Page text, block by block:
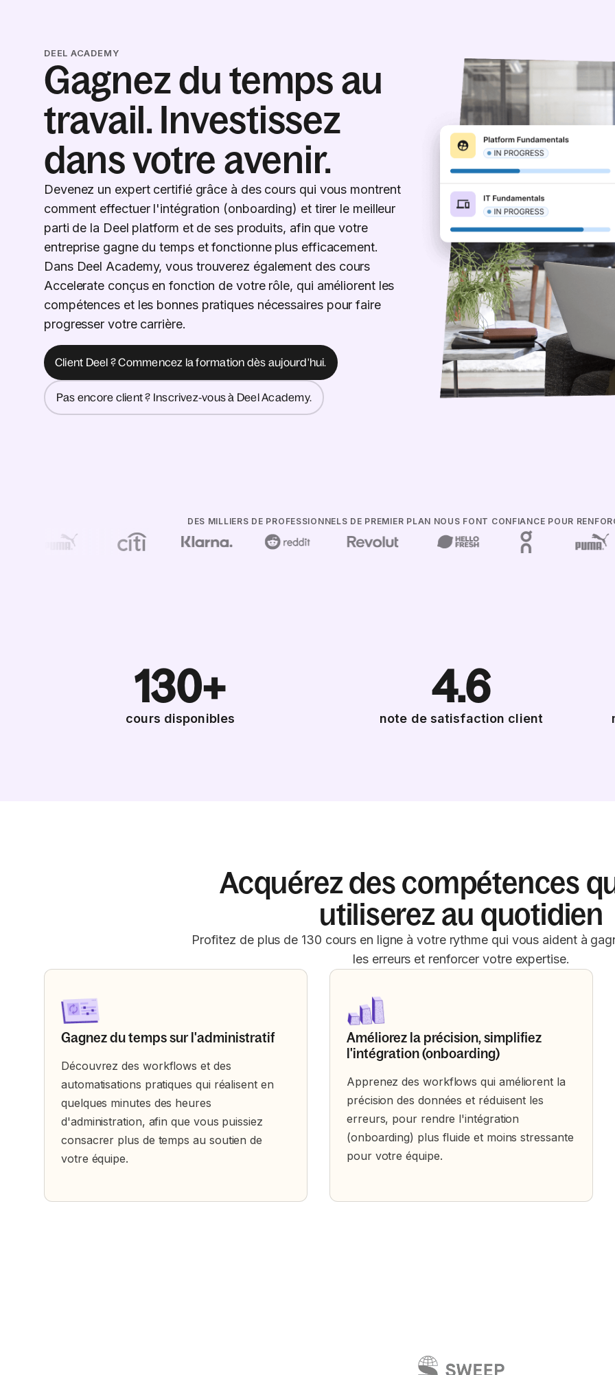
DEEL ACADEMY
Gagnez du temps au
travail. Investissez
dans votre avenir.
Devenez un expert certifié grâce à des cours qui vous montrent
comment effectuer l'intégration (onboarding) et tirer le meilleur
parti de la Deel platform et de ses produits, afin que votre
entreprise gagne du temps et fonctionne plus efficacement.
Dans Deel Academy, vous trouverez également des cours
Accelerate conçus en fonction de votre rôle, qui améliorent les
compétences et les bonnes pratiques nécessaires pour faire
progresser votre carrière.
Client Deel ? Commencez la formation dès aujourd'hui.
Pas encore client ? Inscrivez‑vous à Deel Academy.
DES MILLIERS DE PROFESSIONNELS DE PREMIER PLAN NOUS FONT CONFIANCE POUR
130+
cours disponibles
4.6
note de satisfaction client
Acquérez des compétences
utiliserez au quotidien
Profitez de plus de 130 cours en ligne à votre rythme qui vous aident à
les erreurs et renforcer votre expertise.
Gagnez du temps sur l'administratif
Découvrez des workflows et des
automatisations pratiques qui réalisent en
quelques minutes des heures
d'administration, afin que vous puissiez
consacrer plus de temps au soutien de
votre équipe.
Améliorez la précision, simplifiez
l'intégration (onboarding)
Apprenez des workflows qui améliorent la
précision des données et réduisent les
erreurs, pour rendre l'intégration
(onboarding) plus fluide et moins stressante
pour votre équipe.